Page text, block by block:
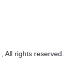
, All rights reserved.